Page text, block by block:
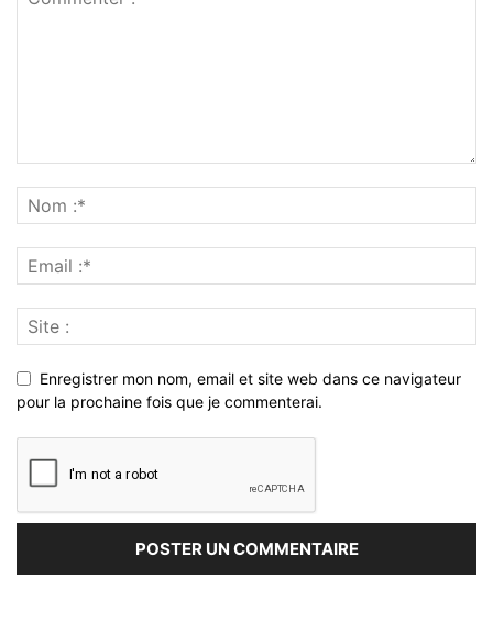
Enregistrer mon nom, email et site web dans ce navigateur
pour la prochaine fois que je commenterai.